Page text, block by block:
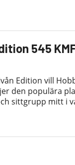
545
Edition vill
den populära
sittgrupp mitt i